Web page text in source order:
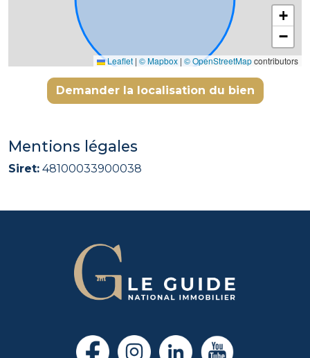
+
−
Leaflet | © Mapbox | © OpenStreetMapcontributors
Demander la localisation du bien
Mentions légales
Siret: 48100033900038